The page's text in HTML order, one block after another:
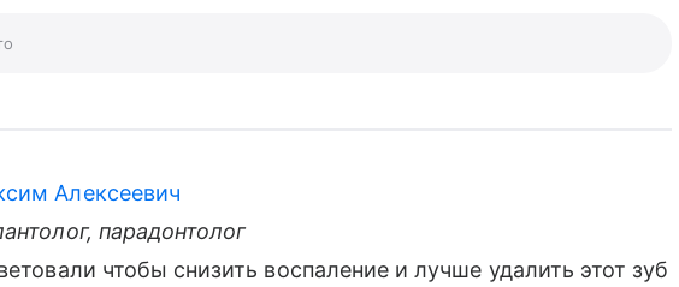
Алексеевич
парадонтолог
чтобы снизить воспаление и лучше удалить этот зуб